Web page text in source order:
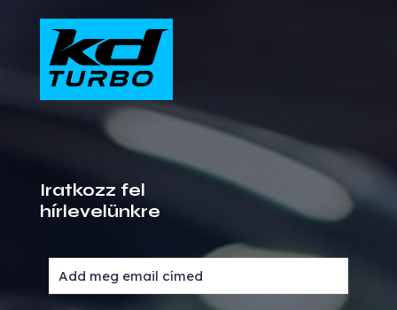
Iratkozz fel
hírlevelünkre